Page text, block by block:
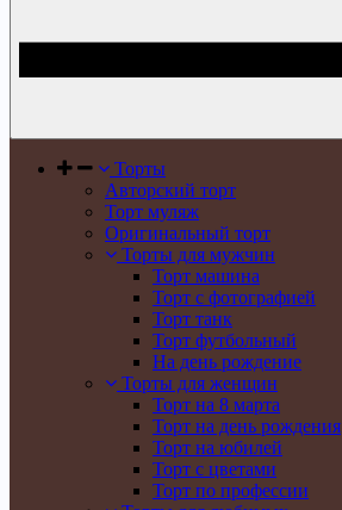
Торты
Авторский торт
Торт муляж
Оригинальный торт
Торты для мужчин
Торт машина
Торт с фотографией
Торт танк
Торт футбольный
На день рождение
Торты для женщин
Торт на 8 марта
Торт на день рождения
Торт на юбилей
Торт с цветами
Торт по профессии